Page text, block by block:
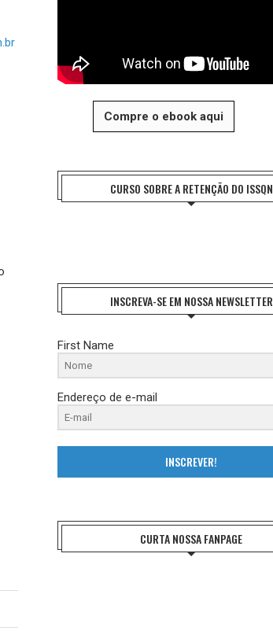
Compre o ebook aqui
CURSO SOBRE A RETENÇÃO DO ISSQN
INSCREVA-SE EM NOSSA NEWSLETTER
First Name
Endereço de e-mail
INSCREVER!
CURTA NOSSA FANPAGE